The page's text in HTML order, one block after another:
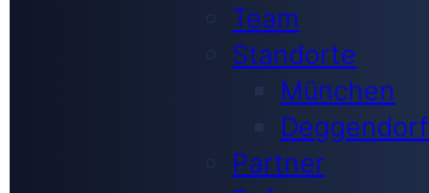
Team
Standorte
München
Deggendorf
Partner